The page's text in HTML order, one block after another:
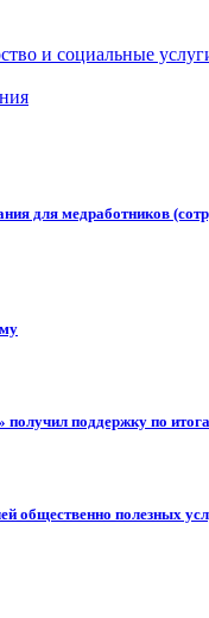
и социальные
для медработников
поддержку по
общественно полезных